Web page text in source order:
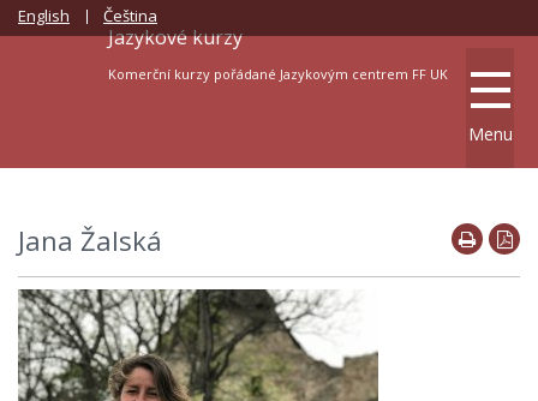
Jazykové kurzy
Komerční kurzy pořádané Jazykovým centrem FF UK
Jana Žalská
Menu
English Čeština